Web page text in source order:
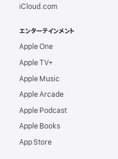
iCloud.com
エンターテインメント
Apple One
Apple TV+
Apple Music
Apple Arcade
Apple Podcast
Apple Books
App Store